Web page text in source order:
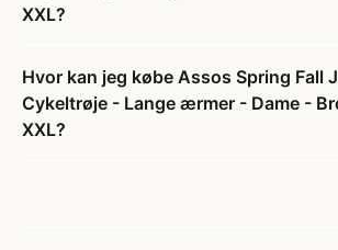
XXL?
Hvor kan jeg købe Assos Spring Fall
Cykeltrøje - Lange ærmer - Dame -
XXL?